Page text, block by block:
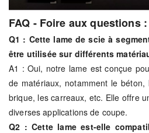
FAQ - Foire aux questions :
Q1 : Cette lame de scie à
être utilisée sur différents
A1 : Oui, notre lame est conçue
de matériaux, notamment le
brique, les carreaux, etc. Elle offre
diverses applications de coupe.
Q2 : Cette lame est-elle